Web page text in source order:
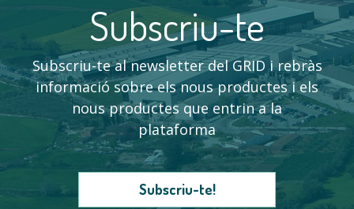
Subscriu-te
Subscriu-te al newsletter del GRID i rebràs
informació sobre els nous productes i els
nous productes que entrin a la
plataforma
Subscriu-te!